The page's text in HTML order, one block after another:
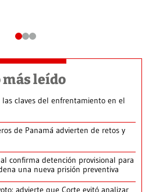
más leído
las claves del enfrentamiento en el
de Panamá advierten de retos y
confirma detención provisional para
una nueva prisión preventiva